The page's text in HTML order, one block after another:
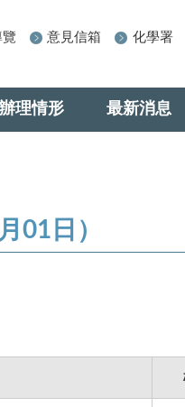
意見信箱 化學署
理情形 最新消息
01日）